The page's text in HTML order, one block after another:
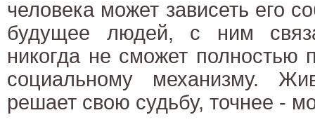
человека может зависеть его
будущее людей, с ним
никогда не сможет полностью
социальному механизму.
решает свою судьбу, точнее -